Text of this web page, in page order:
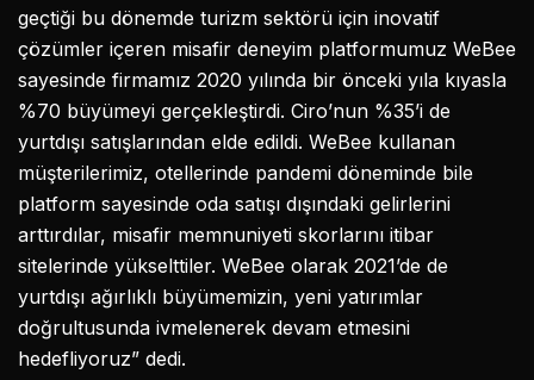
geçtiği bu dönemde turizm sektörü için inovatif
çözümler içeren misafir deneyim platformumuz WeBee
sayesinde firmamız 2020 yılında bir önceki yıla kıyasla
%70 büyümeyi gerçekleştirdi. Ciro’nun %35’i de
yurtdışı satışlarından elde edildi. WeBee kullanan
müşterilerimiz, otellerinde pandemi döneminde bile
platform sayesinde oda satışı dışındaki gelirlerini
arttırdılar, misafir memnuniyeti skorlarını itibar
sitelerinde yükselttiler. WeBee olarak 2021’de de
yurtdışı ağırlıklı büyümemizin, yeni yatırımlar
doğrultusunda ivmelenerek devam etmesini
hedefliyoruz” dedi.